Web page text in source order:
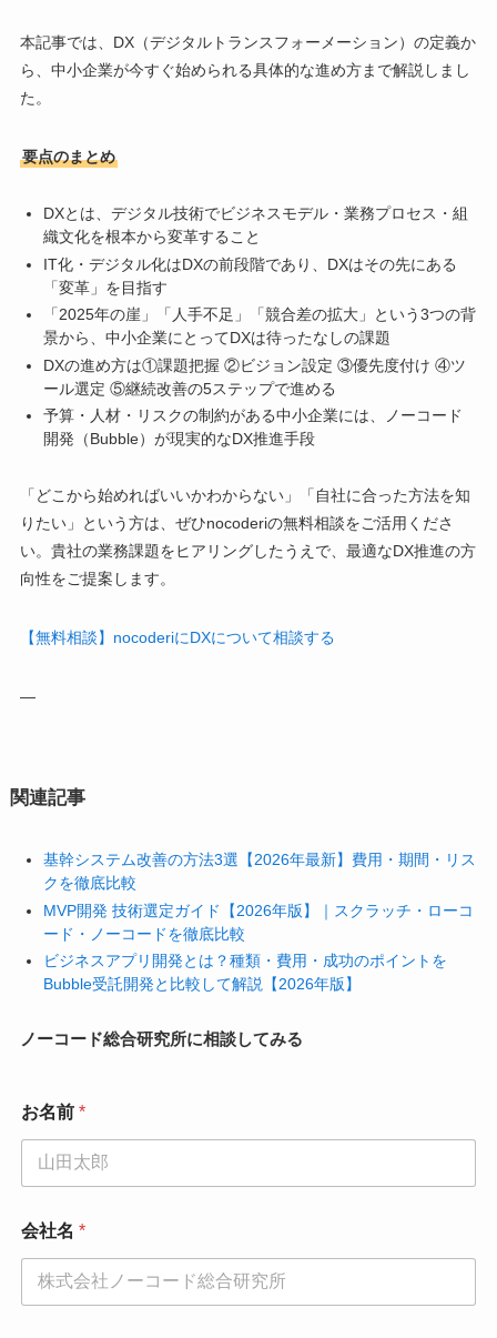
本記事では、DX（デジタルトランスフォーメーション）の定義か
ら、中小企業が今すぐ始められる具体的な進め方まで解説しまし
た。
要点のまとめ
DXとは、デジタル技術でビジネスモデル・業務プロセス・組
織文化を根本から変革すること
IT化・デジタル化はDXの前段階であり、DXはその先にある
「変革」を目指す
「2025年の崖」「人手不足」「競合差の拡大」という3つの背
景から、中小企業にとってDXは待ったなしの課題
DXの進め方は①課題把握 ②ビジョン設定 ③優先度付け ④ツ
ール選定 ⑤継続改善の5ステップで進める
予算・人材・リスクの制約がある中小企業には、ノーコード
開発（Bubble）が現実的なDX推進手段
「どこから始めればいいかわからない」「自社に合った方法を知
りたい」という方は、ぜひnocoderiの無料相談をご活用くださ
い。貴社の業務課題をヒアリングしたうえで、最適なDX推進の方
向性をご提案します。
【無料相談】nocoderiにDXについて相談する
—
関連記事
基幹システム改善の方法3選【2026年最新】費用・期間・リス
クを徹底比較
MVP開発 技術選定ガイド【2026年版】｜スクラッチ・ローコ
ード・ノーコードを徹底比較
ビジネスアプリ開発とは？種類・費用・成功のポイントを
Bubble受託開発と比較して解説【2026年版】
ノーコード総合研究所に相談してみる
お名前 *
会社名 *